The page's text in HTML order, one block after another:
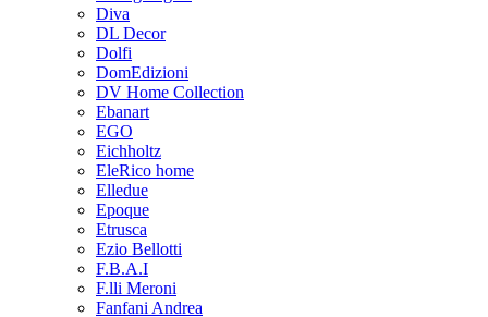
Diva
DL Decor
Dolfi
DomEdizioni
DV Home Collection
Ebanart
EGO
Eichholtz
EleRico home
Elledue
Epoque
Etrusca
Ezio Bellotti
F.B.A.I
F.lli Meroni
Fanfani Andrea